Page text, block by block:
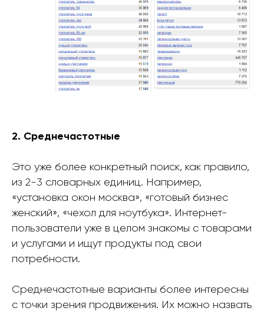
2. Среднечастотные
Это уже более конкретный поиск, как правило,
из 2-3 словарных единиц. Например,
«установка окон москва», «готовый бизнес
женский», «чехол для ноутбука». Интернет-
пользователи уже в целом знакомы с товарами
и услугами и ищут продукты под свои
потребности.
Среднечастотные варианты более интересны
с точки зрения продвижения. Их можно назвать